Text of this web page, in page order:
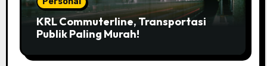
KRL Commuterline, Transportasi
Publik Paling Murah!